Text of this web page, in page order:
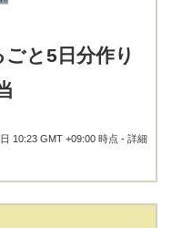
と5日分作り
10:23 GMT +09:00 時点 -詳細